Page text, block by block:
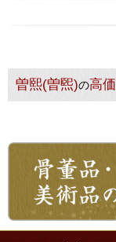
曽熙(曽煕)の高